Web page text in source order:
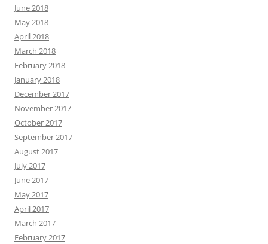
June 2018
May 2018
April 2018
March 2018
February 2018
January 2018
December 2017
November 2017
October 2017
September 2017
August 2017
July 2017
June 2017
May 2017
April 2017
March 2017
February 2017